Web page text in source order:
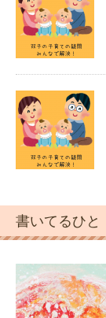
書いてるひと